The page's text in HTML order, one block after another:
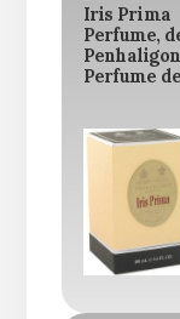
Iris Prima
Perfume,
Perfume